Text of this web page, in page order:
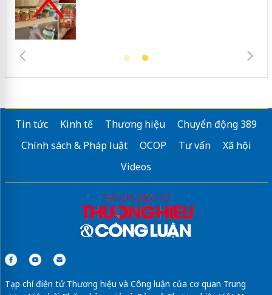
Tin tức Kinh tế Thương hiệu
Chuyển động 389
Chính sách & Pháp luật
OCOP Tư vấn
Xã hội
Videos
Tạp chí điện tử Thương hiệu và Công luận của cơ quan Trung